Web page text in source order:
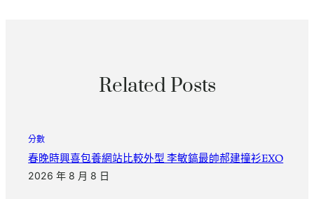
Related Posts
分數
春晚時興喜包養網站比較外型 李敏鎬最帥郝建撞衫EXO
2026 年 8 月 8 日